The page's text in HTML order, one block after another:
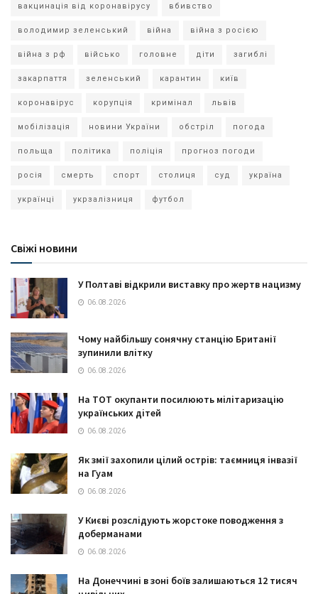
вакцинація від коронавірусу вбивство
володимир зеленський війна війна з росією
війна з рф військо головне діти загиблі
закарпаття зеленський карантин київ
коронавірус корупція кримінал львів
мобілізація новини України обстріл погода
польща політика поліція прогноз погоди
росія смерть спорт столиця суд україна
українці укрзалізниця футбол
Свіжі новини
У Полтаві відкрили виставку про жертв нацизму
06.08.2026
Чому найбільшу сонячну станцію Британії
зупинили влітку
06.08.2026
На ТОТ окупанти посилюють мілітаризацію
українських дітей
06.08.2026
Як змії захопили цілий острів: таємниця інвазії
на Гуам
06.08.2026
У Києві розслідують жорстоке поводження з
доберманами
06.08.2026
На Донеччині в зоні боїв залишаються 12 тисяч